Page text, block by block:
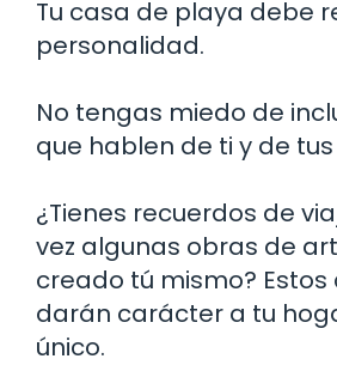
Tu casa de playa debe
personalidad.
No tengas miedo de
que hablen de ti y de
¿Tienes recuerdos de
vez algunas obras de
creado tú mismo?
darán carácter a tu
único.